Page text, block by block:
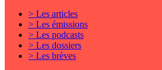
> Les articles
> Les émissions
> Les podcasts
> Les dossiers
> Les brèves